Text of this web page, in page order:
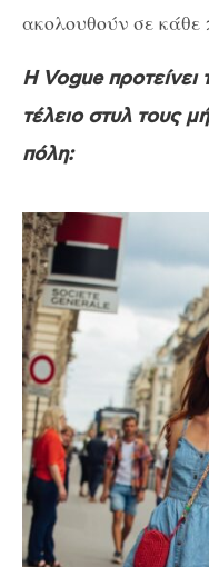
ακολουθούν σε κάθε
Η Vogue προτείνει
τέλειο στυλ τους
πόλη: